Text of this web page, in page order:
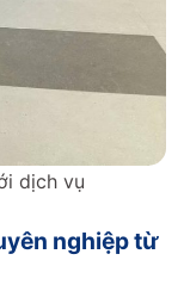
dịch vụ
nghiệp từ